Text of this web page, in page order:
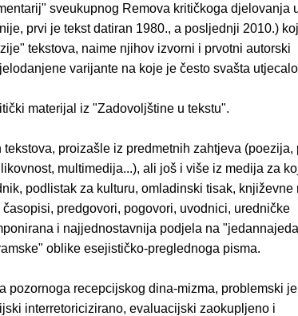
sveukupnog Remova kritičkoga djelovanja
prvi je tekst datiran 1980., a posljednji 2010.)
tekstova, naime njihov izvorni i prvotni autorski
varijante na koje je često svašta
materijal iz "Zadovoljštine u tekstu".
proizašle iz predmetnih zahtjeva (poezija,
multimedija...), ali još i više iz medija za
podlistak za kulturu, omladinski tisak, književne
predgovori, pogovori, uvodnici, uredničke
i najjednostavnija podjela na
oblike esejističko-preglednoga pisma.
pozornoga recepcijskog dina-mizma, problemski je
interretoricizirano, evaluacijski zaokupljeno i